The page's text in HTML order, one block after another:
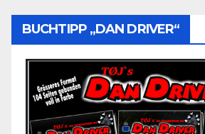
BUCHTIPP „DAN DRIVER“